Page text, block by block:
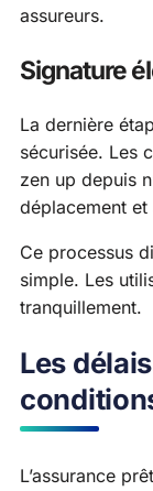
assureurs.
Signature
La dernière
sécurisée. Les
zen up depuis
déplacement
Ce processus
simple. Les
tranquillement.
Les
L’assurance